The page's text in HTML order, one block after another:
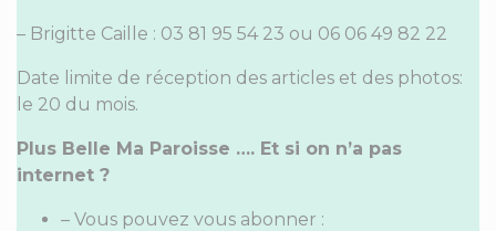
– Brigitte Caille : 03 81 95 54 23 ou 06 06 49 82 22
Date limite de réception des articles et des photos:
le 20 du mois.
Plus Belle Ma Paroisse …. Et si on n’a pas
internet ?
– Vous pouvez vous abonner :